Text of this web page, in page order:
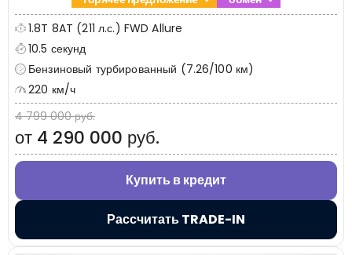
1.8T 8AT (211 л.с.) FWD Allure
10.5 секунд
Бензиновый турбированный (7.26/100 км)
220 км/ч
4 799 000 руб.
от 4 290 000 руб.
Купить в кредит
Рассчитать TRADE-IN